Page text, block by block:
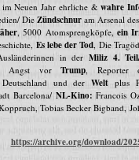
im Neuen Jahr ehrliche &wahre
Die Zündschnuram Arsenal des
, 5000 Atomsprengköpfe, ein
Es lebe der Tod, Die
in der Miliz 4.
Angst vorTrump, Reporter
Deutschland und derWelt plus
Barcelona/ NL-Kino: Francois
Tobias Becker Bigband,
https://archive.org/download/